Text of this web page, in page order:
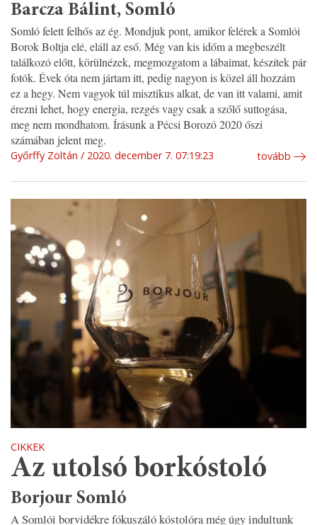
Barcza Bálint, Somló
Somló felett felhős az ég. Mondjuk pont, amikor felérek a Somlói
Borok Boltja elé, eláll az eső. Még van kis időm a megbeszélt
találkozó előtt, körülnézek, megmozgatom a lábaimat, készítek pár
fotók. Évek óta nem jártam itt, pedig nagyon is közel áll hozzám
ez a hegy. Nem vagyok túl misztikus alkat, de van itt valami, amit
érezni lehet, hogy energia, rezgés vagy csak a szőlő suttogása,
meg nem mondhatom. Írásunk a Pécsi Borozó 2020 őszi
számában jelent meg.
Győrffy Zoltán 2020. december 7. 07:19:23 tovább
CIKKEK
Az utolsó borkóstoló
Borjour Somló
A Somlói borvidékre fókuszáló kóstolóra még úgy indultunk